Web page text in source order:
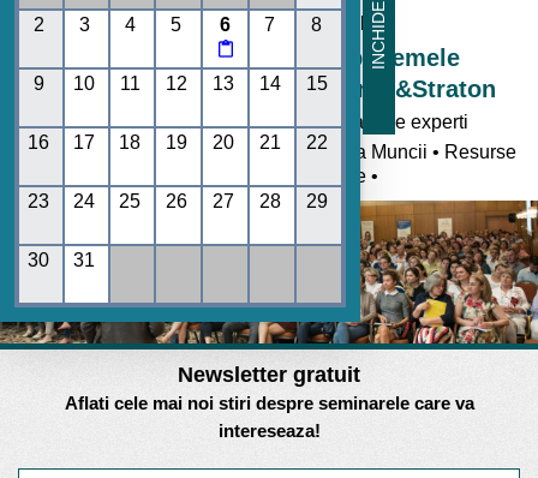
Consultanta de la specialisti
Seminare si Conferinte pe temele
momentului oferite de Rentrop&Straton
- Toate noutatile legislative explicate de experti
• Codul Fiscal • Contabilitate • Legislatia Muncii • Resurse
Umane • REGES online •
Newsletter gratuit
Aflati cele mai noi stiri despre seminarele care va
intereseaza!
2 3 4 5 6

7 8
9 10 11 12 13 14 15
16 17 18 19 20 21 22
23 24 25 26 27 28 29
30 31
INCHIDE